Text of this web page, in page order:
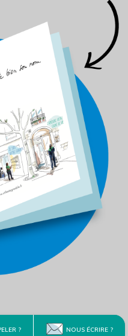
? NOUS ÉCRIRE ?